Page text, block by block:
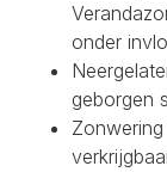
onder
geborgen